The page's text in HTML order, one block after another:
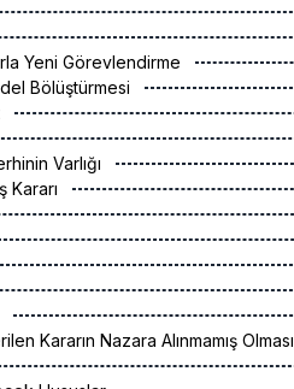
Yeni Görevlendirme
Bölüştürmesi
Varlığı
Kararı
Kararın Nazara Alınmamış Olması